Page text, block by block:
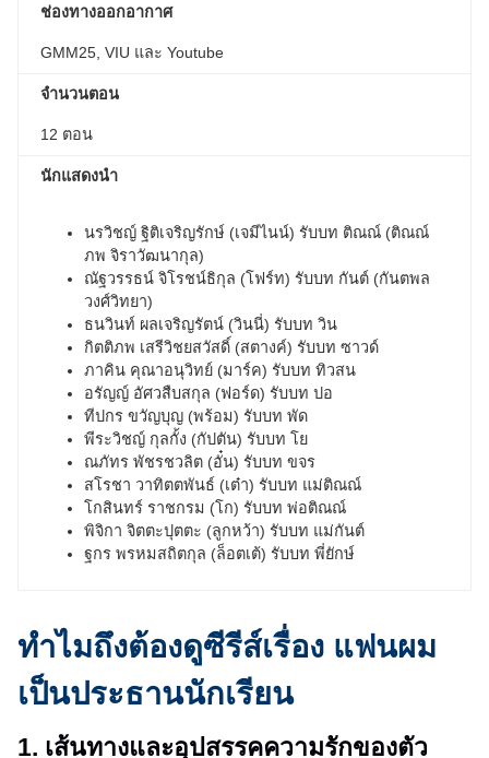
ช่องทางออกอากาศ
GMM25, VIU และ Youtube
จำนวนตอน
12 ตอน
นักแสดงนำ
นรวิชญ์ ฐิติเจริญรักษ์ (เจมีไนน์) รับบท ติณณ์ (ติณณ์
ภพ จิราวัฒนากุล)
ณัฐวรรธน์ จิโรชน์ธิกุล (โฟร์ท) รับบท กันต์ (กันตพล
วงศ์วิทยา)
ธนวินท์ ผลเจริญรัตน์ (วินนี่) รับบท วิน
กิตติภพ เสรีวิชยสวัสดิ์ (สตางค์) รับบท ซาวด์
ภาคิน คุณาอนุวิทย์ (มาร์ค) รับบท ทิวสน
อรัญญ์ อัศวสืบสกุล (ฟอร์ด) รับบท ปอ
ทีปกร ขวัญบุญ (พร้อม) รับบท พัด
พีระวิชญ์ กุลกั้ง (กัปตัน) รับบท โย
ณภัทร พัชรชวลิต (อั๋น) รับบท ขจร
สโรชา วาทิตตพันธ์ (เต๋า) รับบท แม่ติณณ์
โกสินทร์ ราชกรม (โก) รับบท พ่อติณณ์
พิจิกา จิตตะปุตตะ (ลูกหว้า) รับบท แม่กันต์
ฐกร พรหมสถิตกุล (ล็อตเต้) รับบท พี่ยักษ์
ทำไมถึงต้องดูซีรีส์เรื่อง แฟนผม
เป็นประธานนักเรียน
1. เส้นทางและอุปสรรคความรักของตัว